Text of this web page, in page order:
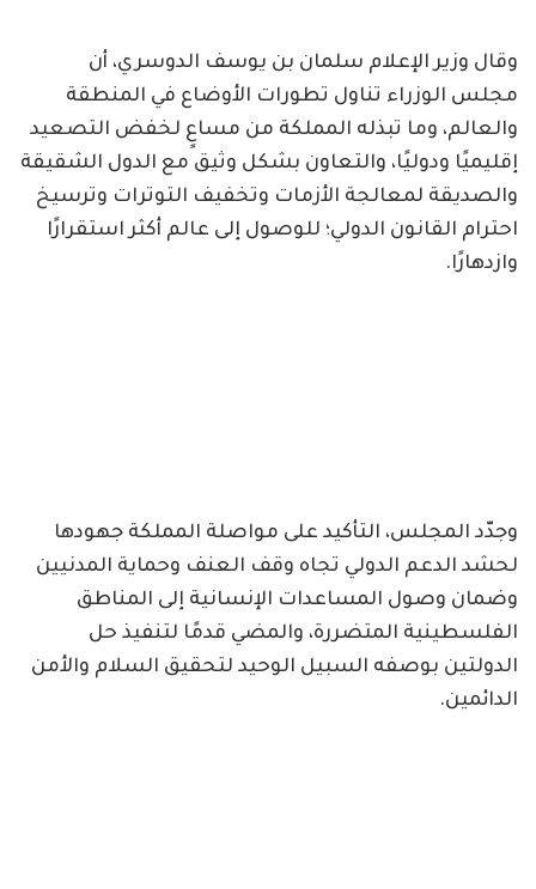
وقال وزير الإعلام سلمان بن يوسف الدوسري، أن
مجلس الوزراء تناول تطورات الأوضاع في المنطقة
والعالم، وما تبذله المملكة من مساعٍ لخفض التصعيد
إقليميًا ودوليًا، والتعاون بشكل وثيق مع الدول الشقيقة
والصديقة لمعالجة الأزمات وتخفيف التوترات وترسيخ
احترام القانون الدولي؛ للوصول إلى عالم أكثر استقرارًا
وازدهارًا.
وجدّد المجلس، التأكيد على مواصلة المملكة جهودها
لحشد الدعم الدولي تجاه وقف العنف وحماية المدنيين
وضمان وصول المساعدات الإنسانية إلى المناطق
الفلسطينية المتضررة، والمضي قدمًا لتنفيذ حل
الدولتين بوصفه السبيل الوحيد لتحقيق السلام والأمن
الدائمين.